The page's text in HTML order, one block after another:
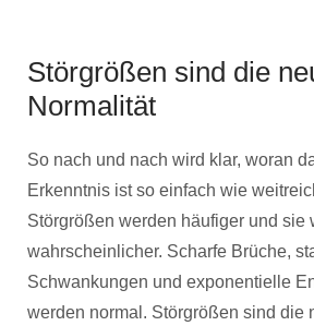
Störgrößen sind die
Normalität
So nach und nach wird klar, woran
Erkenntnis ist so einfach wie
Störgrößen werden häufiger und sie
wahrscheinlicher. Scharfe Brüche,
Schwankungen und exponentielle
werden normal. Störgrößen sind die